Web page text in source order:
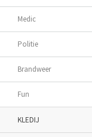
Medic
Politie
Brandweer
Fun
KLEDIJ